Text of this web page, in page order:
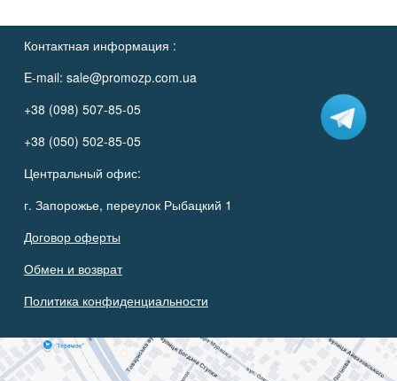
Контактная информация :
E-mail: sale@promozp.com.ua
+38 (098) 507-85-05
+38 (050) 502-85-05
Центральный офис:
г. Запорожье, переулок Рыбацкий 1
Договор оферты
Обмен и возврат
Политика конфиденциальности